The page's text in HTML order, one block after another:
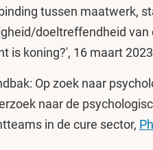
tussen maatwerk,
doeltreffendheid van
is koning?', 16 maart 2023
Op zoek naar
naar de
in de cure sector,